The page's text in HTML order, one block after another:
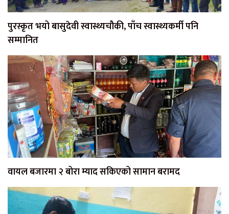
पुरस्कृत भयो बासुदेवी स्वास्थ्यचौकी, पाँच स्वास्थ्यकर्मी पनि
सम्मानित
वायल बजारमा २ बोरा म्याद सकिएको सामान बरामद